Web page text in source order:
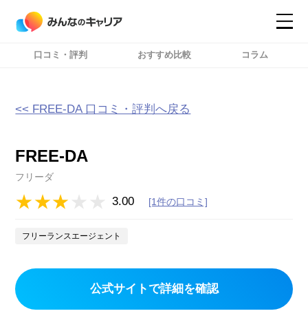
コンテンツ
コンテンツ
口コミ・評判 おすすめ比較 コラム
<< FREE-DA 口コミ・評判へ戻る
FREE-DA
フリーダ
3.00 [1件の口コミ]
フリーランスエージェント
公式サイトで詳細を確認